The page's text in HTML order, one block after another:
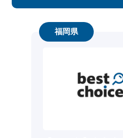
福岡県